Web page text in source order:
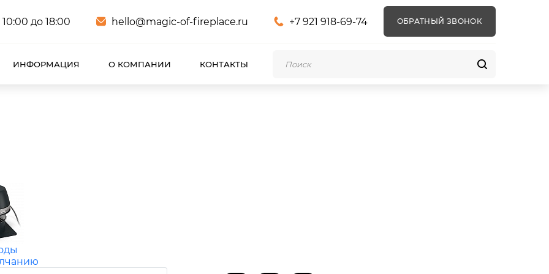
до 18:00 hello@magic-of-fireplace.ru +7 921 918-69-74 ОБРАТНЫЙ ЗВОНОК
ИНФОРМАЦИЯ О КОМПАНИИ КОНТАКТЫ